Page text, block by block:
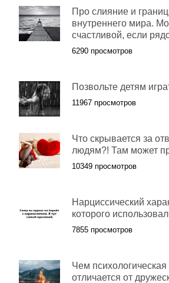
Про слияние и
внутреннего мира.
счастливой, если
6290 просмотров
Позвольте детям
11967 просмотров
Что скрывается за
людям?! Там может
10349 просмотров
Нарциссический
которого
7855 просмотров
Чем
отличается от